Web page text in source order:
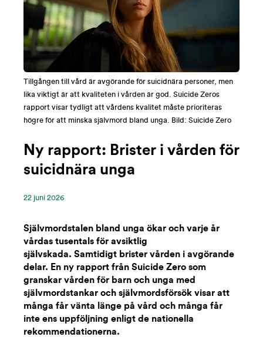
Tillgången till vård är avgörande för suicidnära personer, men
lika viktigt är att kvaliteten i vården är god. Suicide Zeros
rapport visar tydligt att vårdens kvalitet måste prioriteras
högre för att minska självmord bland unga. Bild: Suicide Zero
Ny rapport: Brister i vården för
suicidnära unga
22 ‪juni‬ 2026
Självmordstalen bland unga ökar och varje år
vårdas tusentals för avsiktlig
självskada. Samtidigt brister vården i avgörande
delar. En ny rapport från Suicide Zero som
granskar vården för barn och unga med
självmordstankar och självmordsförsök visar att
många får vänta länge på vård och många får
inte ens uppföljning enligt de nationella
rekommendationerna.